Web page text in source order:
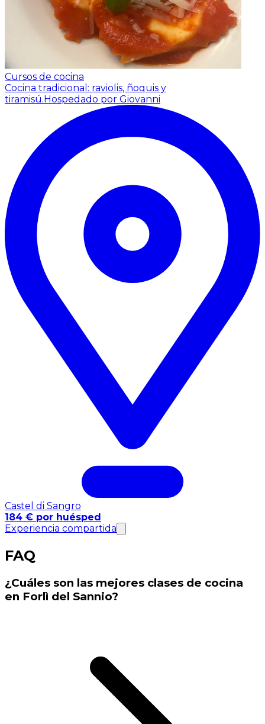
Cursos de cocina
Cocina tradicional: raviolis, ñoquis y
tiramisú.Hospedado por Giovanni
Castel di Sangro
184 € por huésped
Experiencia compartida
FAQ
¿Cuáles son las mejores clases de cocina
en Forlì del Sannio?